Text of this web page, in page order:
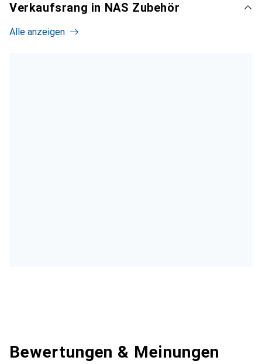
Verkaufsrang in NAS Zubehör
Alle anzeigen
Bewertungen & Meinungen